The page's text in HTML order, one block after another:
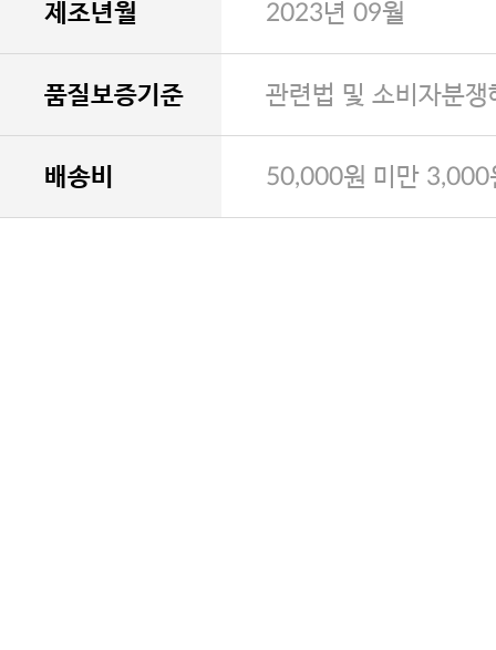
제조년월 2023년 09월
품질보증기준 관련법 및 소비자분
배송비 50,000원 미만 3,000